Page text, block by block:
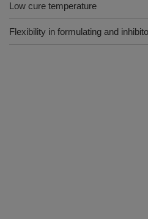
Low cure temperature
Flexibility in formulating and